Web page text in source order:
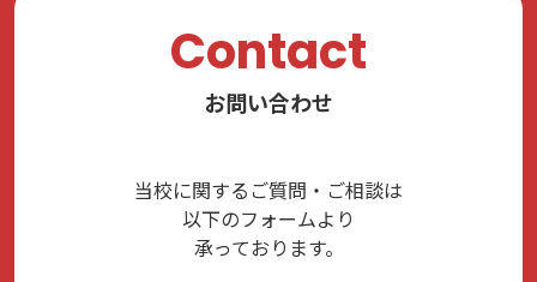
Contact
お問い合わせ
当校に関するご質問・ご相談は
以下のフォームより
承っております。